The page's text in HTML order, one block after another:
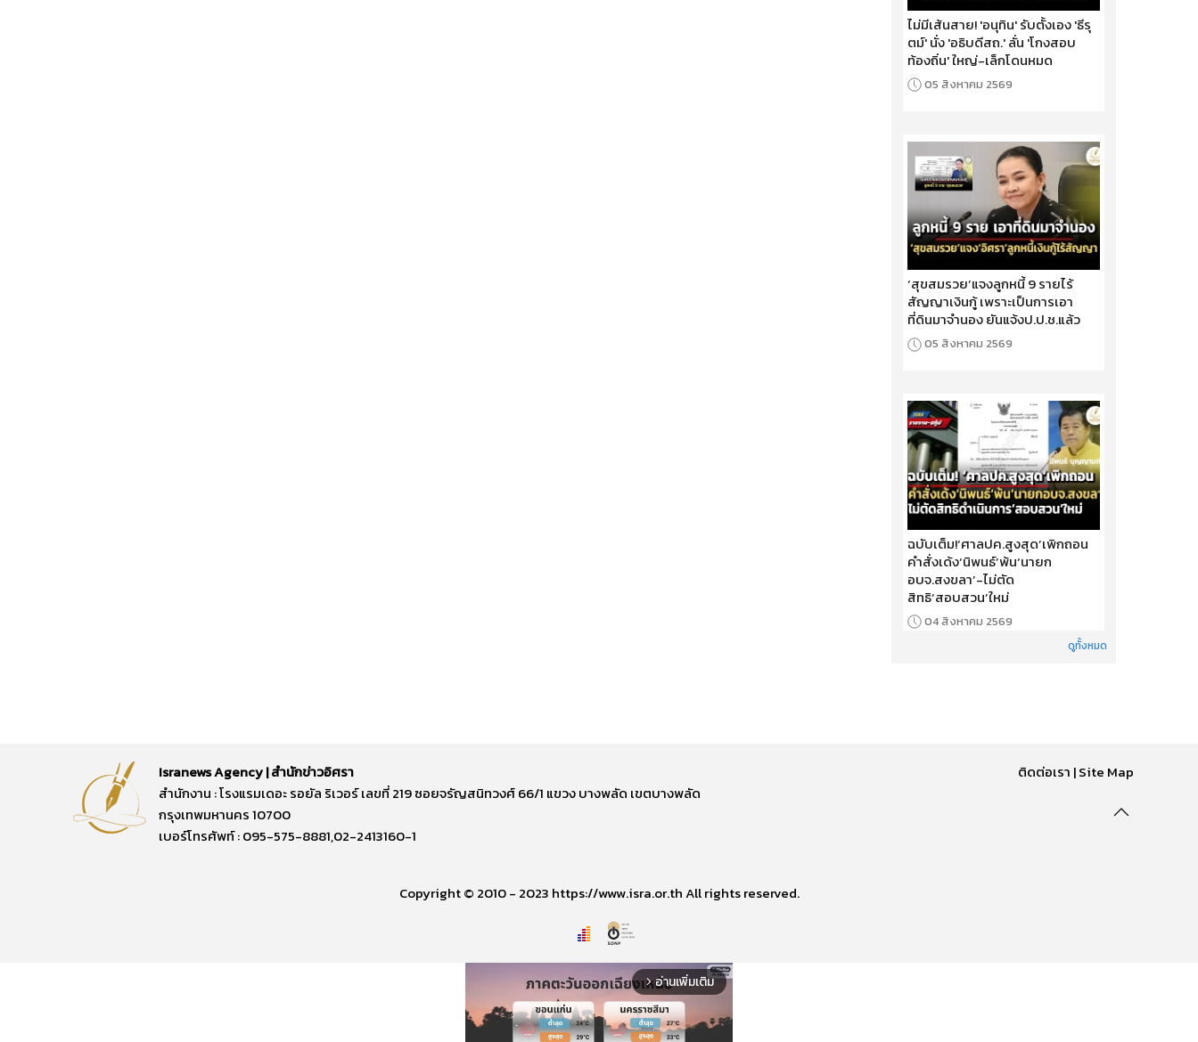
ไม่มีเส้นสาย! 'อนุทิน' รับตั้งเอง 'ธีรุ
ตม์' นั่ง 'อธิบดีสถ.' ลั่น 'โกงสอบ
ท้องถิ่น' ใหญ่-เล็กโดนหมด
05 สิงหาคม 2569
‘สุขสมรวย’แจงลูกหนี้ 9 รายไร้
สัญญาเงินกู้ เพราะเป็นการเอา
ที่ดินมาจำนอง ยันแจ้งป.ป.ช.แล้ว
05 สิงหาคม 2569
ฉบับเต็ม!‘ศาลปค.สูงสุด’เพิกถอน
คำสั่งเด้ง‘นิพนธ์’พ้น‘นายก
อบจ.สงขลา’-ไม่ตัด
สิทธิ‘สอบสวน’ใหม่
04 สิงหาคม 2569
ดูทั้งหมด
Isranews Agency | สำนักข่าวอิศรา
สำนักงาน : โรงแรมเดอะ รอยัล ริเวอร์ เลขที่ 219 ซอยจรัญสนิทวงศ์ 66/1 แขวง บางพลัด เขตบางพลัด
กรุงเทพมหานคร 10700
เบอร์โทรศัพท์ : 095-575-8881,02-2413160-1
ติดต่อเรา |Site Map
Copyright © 2010 - 2023 https://www.isra.or.th All rights reserved.
arrow_forward_ios อ่านเพิ่มเติม